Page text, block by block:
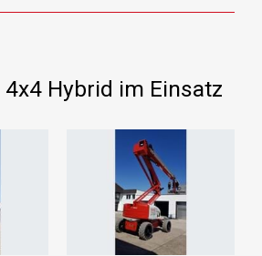
4x4 Hybrid im Einsatz